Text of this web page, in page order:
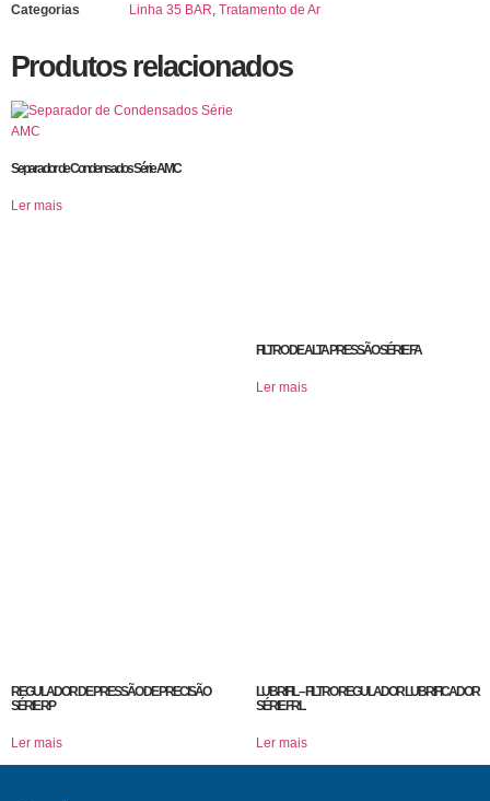
Categorias Linha 35 BAR Tratamento de Ar
Produtos relacionados
Separador de Condensados Série AMC
Ler mais
FILTRO DE ALTA PRESSÃO SÉRIE FA
Ler mais
REGULADOR DE PRESSÃO DE PRECISÃO
SÉRIE RP
Ler mais
LUBRIFIL – FILTRO REGULADOR LUBRIFICADOR
SÉRIE FRL
Ler mais